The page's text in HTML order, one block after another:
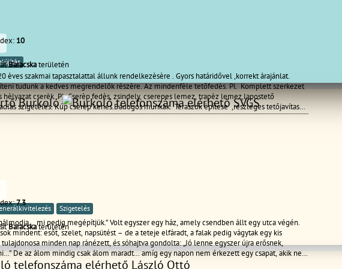
èves szakmai tapasztalattal állunk rendelkezèsère . Gyors határidővel ,korrekt árajánlat.
tudunk a kedves megrendelők rèszère. Az mindenfèle tetőfedès. Pl. Komplett szerkezet
hèlyazat cserèk. Pl. Cserèp fedès, zsindely, cserepes lemez, trapèz lemez,lapostető
szigetelès. Kúp cserèp kenès.Bádogos munkák. Teraszok èpítèse ,rèszleges tetőjavítas
elhárítása. Legyen az kicsi vagy nagy meló, mi segítünk. Amiben mèg állunk
10
Baracskaterületén
SVGS
Szigetelés
mi pedig megépítjük.” Volt egyszer egy ház, amely csendben állt egy utca végén.
mindent: esőt, szelet, napsütést – de a teteje elfáradt, a falak pedig vágytak egy kis
minden nap ránézett, és sóhajtva gondolta: „Jó lenne egyszer újra erősnek,
De az álom mindig csak álom maradt… amíg egy napon nem érkezett egy csapat, akik nem
a szerszámot. Mi voltunk azok. Mi vagyunk azok, akik elé teszik a létrát, felmennek a
7.3
Baracskaterületén
László Ottó